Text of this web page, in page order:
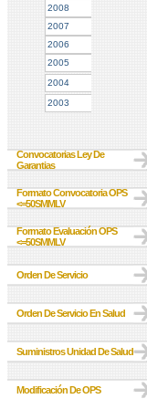
2008
2007
2006
2005
2004
2003
Convocatorias Ley De
Garantias
Formato Convocatoria OPS
<=50SMMLV
Formato Evaluación OPS
<=50SMMLV
Orden De Servicio
Orden De Servicio En Salud
Suministros Unidad De Salud
Modificación De OPS